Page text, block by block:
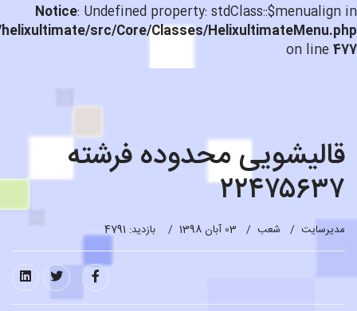
Notice: Undefined property: stdClass::$menualign in
src/Core/Classes/HelixultimateMenu.php
on line477
قالیشویی محدوده فرشته
۲۲۴۷۵۶۳۷
مدیرسایت شعب 03 آبان 1398 بازدید: 4791